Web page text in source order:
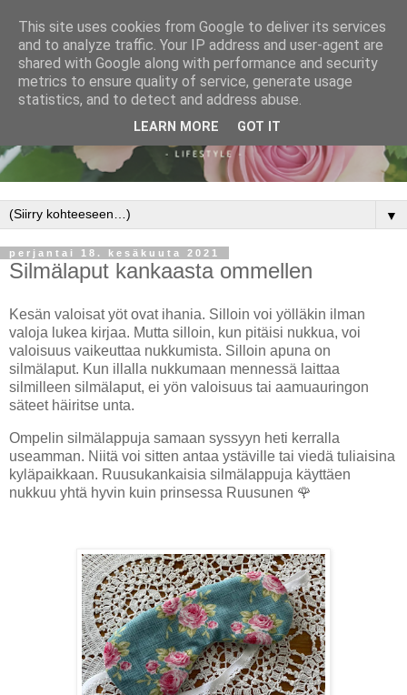
▼
perjantai 18. kesäkuuta 2021
Silmälaput kankaasta ommellen
Kesän valoisat yöt ovat ihania. Silloin voi yölläkin ilman
valoja lukea kirjaa. Mutta silloin, kun pitäisi nukkua, voi
valoisuus vaikeuttaa nukkumista. Silloin apuna on
silmälaput. Kun illalla nukkumaan mennessä laittaa
silmilleen silmälaput, ei yön valoisuus tai aamuauringon
säteet häiritse unta.
Ompelin silmälappuja samaan syssyyn heti kerralla
useamman. Niitä voi sitten antaa ystäville tai viedä tuliaisina
kyläpaikkaan. Ruusukankaisia silmälappuja käyttäen
nukkuu yhtä hyvin kuin prinsessa Ruusunen 🌹
This site uses cookies from Google to deliver its services
and to analyze traffic. Your IP address and user-agent are
shared with Google along with performance and security
metrics to ensure quality of service, generate usage
statistics, and to detect and address abuse.
LEARN MORE GOT IT